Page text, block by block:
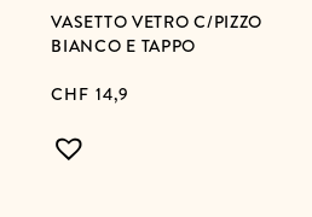
VASETTO VETRO C/PIZZO
BIANCO E TAPPO
CHF 14,9